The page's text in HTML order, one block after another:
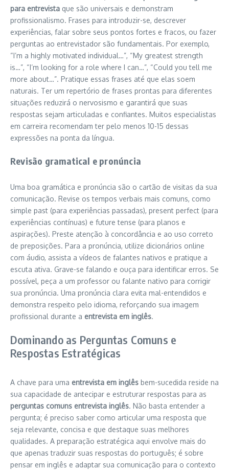
para entrevista que são universais e demonstram
profissionalismo. Frases para introduzir-se, descrever
experiências, falar sobre seus pontos fortes e fracos, ou fazer
perguntas ao entrevistador são fundamentais. Por exemplo,
“I’m a highly motivated individual…”, “My greatest strength
is…”, “I’m looking for a role where I can…”, “Could you tell me
more about…”. Pratique essas frases até que elas soem
naturais. Ter um repertório de frases prontas para diferentes
situações reduzirá o nervosismo e garantirá que suas
respostas sejam articuladas e confiantes. Muitos especialistas
em carreira recomendam ter pelo menos 10-15 dessas
expressões na ponta da língua.
Revisão gramatical e pronúncia
Uma boa gramática e pronúncia são o cartão de visitas da sua
comunicação. Revise os tempos verbais mais comuns, como
simple past (para experiências passadas), present perfect (para
experiências contínuas) e future tense (para planos e
aspirações). Preste atenção à concordância e ao uso correto
de preposições. Para a pronúncia, utilize dicionários online
com áudio, assista a vídeos de falantes nativos e pratique a
escuta ativa. Grave-se falando e ouça para identificar erros. Se
possível, peça a um professor ou falante nativo para corrigir
sua pronúncia. Uma pronúncia clara evita mal-entendidos e
demonstra respeito pelo idioma, reforçando sua imagem
profissional durante a entrevista em inglês.
Dominando as Perguntas Comuns e
Respostas Estratégicas
A chave para uma entrevista em inglês bem-sucedida reside na
sua capacidade de antecipar e estruturar respostas para as
perguntas comuns entrevista inglês. Não basta entender a
pergunta; é preciso saber como articular uma resposta que
seja relevante, concisa e que destaque suas melhores
qualidades. A preparação estratégica aqui envolve mais do
que apenas traduzir suas respostas do português; é sobre
pensar em inglês e adaptar sua comunicação para o contexto